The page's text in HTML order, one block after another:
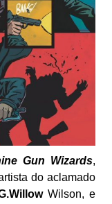
Gun Wizards,
do aclamado
Wilson, e